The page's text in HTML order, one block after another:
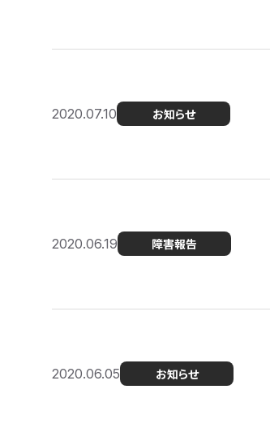
2020.07.10 お知らせ
2020.06.19 障害報告
2020.06.05 お知らせ